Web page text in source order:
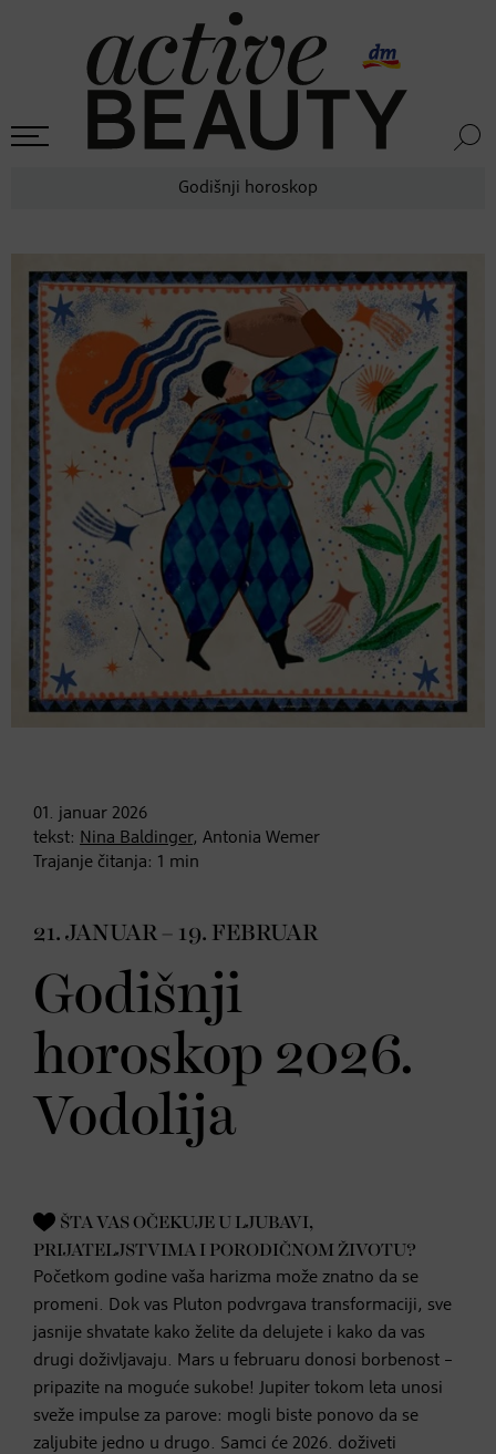
Godišnji horoskop
01. januar 2026
tekst: Nina Baldinger, Antonia Wemer
Trajanje čitanja: 1 min
21. JANUAR – 19. FEBRUAR
Godišnji
horoskop 2026.
Vodolija
ŠTA VAS OČEKUJE U LJUBAVI,
PRIJATELJSTVIMA I PORODIČNOM ŽIVOTU?
Početkom godine vaša harizma može znatno da se
promeni. Dok vas Pluton podvrgava transformaciji, sve
jasnije shvatate kako želite da delujete i kako da vas
drugi doživljavaju. Mars u februaru donosi borbenost –
pripazite na moguće sukobe! Jupiter tokom leta unosi
sveže impulse za parove: mogli biste ponovo da se
zaljubite jedno u drugo. Samci će 2026. doživeti